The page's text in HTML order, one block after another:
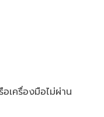
เครื่องมือไม่ผ่าน